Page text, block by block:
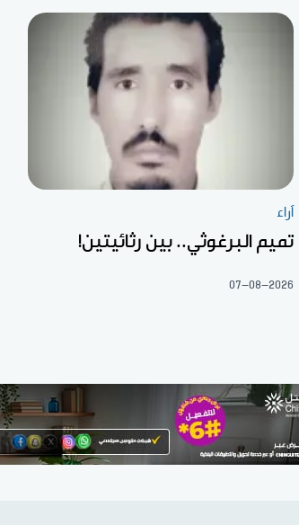
آراء
تميم البرغوثي.. بين رثائيتين!
07-08-2026